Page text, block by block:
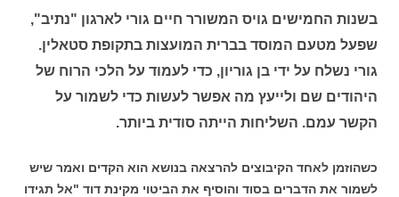
בשנות החמישים גויס המשורר חיים גורי לארגון "נתיב",
שפעל מטעם המוסד בברית המועצות בתקופת סטאלין.
גורי נשלח על ידי בן גוריון, כדי לעמוד על הלכי הרוח של
היהודים שם ולייעץ מה אפשר לעשות כדי לשמור על
הקשר עמם. השליחות הייתה סודית ביותר.
כשהוזמן לאחד הקיבוצים להרצאה בנושא הוא הקדים ואמר שיש
לשמור את הדברים בסוד והוסיף את הביטוי מקינת דוד "אל תגידו